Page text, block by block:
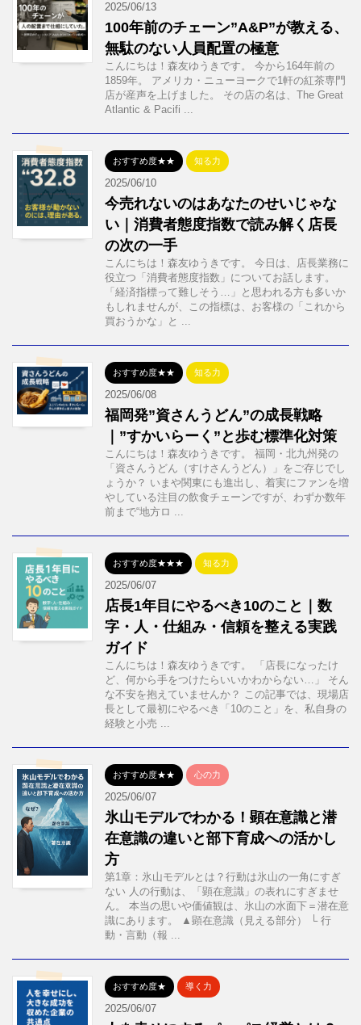
2025/06/13
100年前のチェーン”A&P”が教える、
無駄のない人員配置の極意
こんにちは！森友ゆうきです。 今から164年前の
1859年。 アメリカ・ニューヨークで1軒の紅茶専門
店が産声を上げました。 その店の名は、The Great
Atlantic & Pacifi ...
おすすめ度★★ 知る力
2025/06/10
今売れないのはあなたのせいじゃな
い｜消費者態度指数で読み解く店長
の次の一手
こんにちは！森友ゆうきです。 今日は、店長業務に
役立つ「消費者態度指数」についてお話します。
「経済指標って難しそう…」と思われる方も多いか
もしれませんが、この指標は、お客様の「これから
買おうかな」と ...
おすすめ度★★ 知る力
2025/06/08
福岡発”資さんうどん”の成長戦略
｜”すかいらーく”と歩む標準化対策
こんにちは！森友ゆうきです。 福岡・北九州発の
「資さんうどん（すけさんうどん）」をご存じでし
ょうか？ いまや関東にも進出し、着実にファンを増
やしている注目の飲食チェーンですが、わずか数年
前まで“地方ロ ...
おすすめ度★★★ 知る力
2025/06/07
店長1年目にやるべき10のこと｜数
字・人・仕組み・信頼を整える実践
ガイド
こんにちは！森友ゆうきです。 「店長になったけ
ど、何から手をつけたらいいかわからない…」 そん
な不安を抱えていませんか？ この記事では、現場店
長として最初にやるべき「10のこと」を、私自身の
経験と小売 ...
おすすめ度★★ 心の力
2025/06/07
氷山モデルでわかる！顕在意識と潜
在意識の違いと部下育成への活かし
方
第1章：氷山モデルとは？行動は氷山の一角にすぎ
ない 人の行動は、「顕在意識」の表れにすぎませ
ん。 本当の思いや価値観は、氷山の水面下＝潜在意
識にあります。 ▲顕在意識（見える部分） └ 行
動・言動（報 ...
おすすめ度★ 導く力
2025/06/07